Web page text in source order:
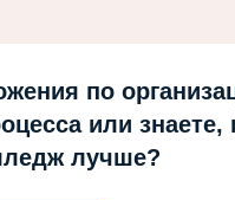
по
или знаете,
лучше?